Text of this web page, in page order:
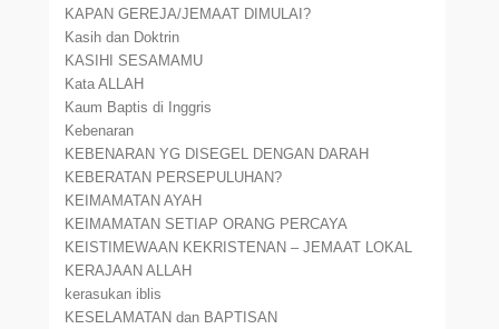
KAPAN GEREJA/JEMAAT DIMULAI?
Kasih dan Doktrin
KASIHI SESAMAMU
Kata ALLAH
Kaum Baptis di Inggris
Kebenaran
KEBENARAN YG DISEGEL DENGAN DARAH
KEBERATAN PERSEPULUHAN?
KEIMAMATAN AYAH
KEIMAMATAN SETIAP ORANG PERCAYA
KEISTIMEWAAN KEKRISTENAN – JEMAAT LOKAL
KERAJAAN ALLAH
kerasukan iblis
KESELAMATAN dan BAPTISAN